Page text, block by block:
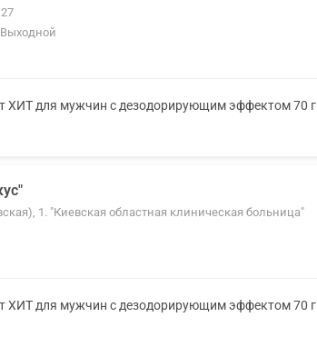
Выходной
ХИТ для мужчин с дезодорирующим эффектом 70 г
1. "Киевская областная клиническая больница"
ХИТ для мужчин с дезодорирующим эффектом 70 г